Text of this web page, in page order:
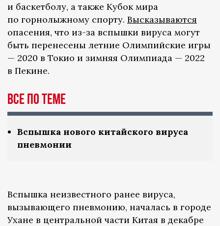
и баскетболу, а также Кубок мира
по горнолыжному спорту. Высказываются
опасения, что из-за вспышки вируса могут
быть перенесены летние Олимпийские игры
— 2020 в Токио и зимняя Олимпиада — 2022
в Пекине.
Все по теме
Вспышка нового китайского вируса
пневмонии
Вспышка неизвестного ранее вируса,
вызывающего пневмонию, началась в городе
Ухане в центральной части Китая в декабре